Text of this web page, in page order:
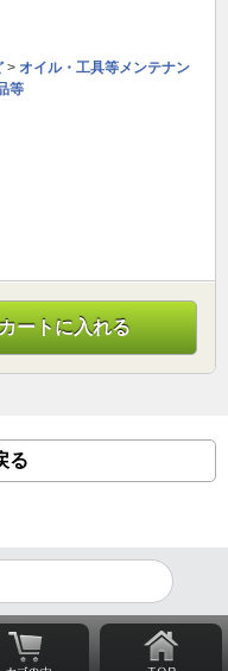
> オイル・工具等メンテナン
等
カートに入れる
る